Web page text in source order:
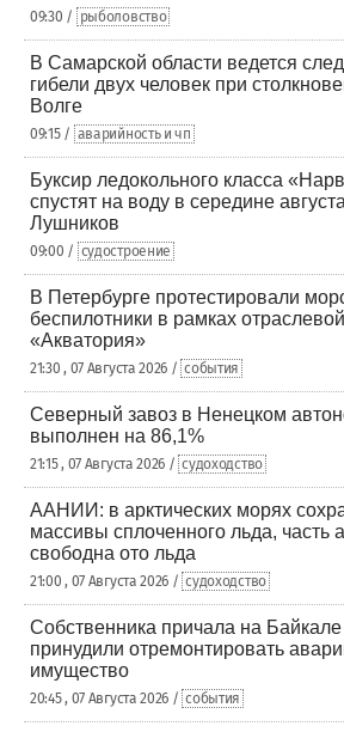
09:30 / рыболовство
В Самарской области ведется
гибели двух человек при
Волге
09:15 / аварийность и чп
Буксир ледокольного класса
спустят на воду в середине
Лушников
09:00 / судостроение
В Петербурге протестировали
беспилотники в рамках
«Акватория»
21:30 , 07 Августа 2026 / события
Северный завоз в Ненецком
выполнен на 86,1%
21:15 , 07 Августа 2026 / судоходство
ААНИИ: в арктических морях
массивы сплоченного льда, часть
свободна ото льда
21:00 , 07 Августа 2026 / судоходство
Собственника причала на Байкале
принудили отремонтировать
имущество
20:45 , 07 Августа 2026 / события